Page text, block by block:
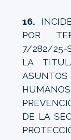
16.
POR
7/282/25-
LA
DE LA